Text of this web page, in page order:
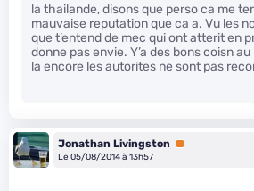
la thailande, disons que perso ca me
mauvaise reputation que ca a. Vu les
que t’entend de mec qui ont atterit en
donne pas envie. Y’a des bons coisn
la encore les autorites ne sont pas
Jonathan Livingston
Premium
Le 05/08/2014 à 13h57